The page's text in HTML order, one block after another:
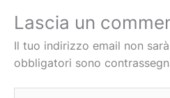
Lascia un
Il tuo indirizzo email non
obbligatori sono